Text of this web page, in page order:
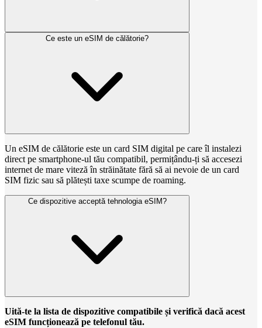
Ce este un eSIM de călătorie?
Un eSIM de călătorie este un card SIM digital pe care îl instalezi
direct pe smartphone-ul tău compatibil, permițându-ți să accesezi
internet de mare viteză în străinătate fără să ai nevoie de un card
SIM fizic sau să plătești taxe scumpe de roaming.
Ce dispozitive acceptă tehnologia eSIM?
Uită-te la lista de dispozitive compatibile și verifică dacă acest
eSIM funcționează pe telefonul tău.